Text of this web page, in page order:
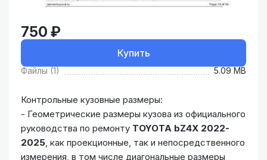
750 ₽
Купить
Файлы (1) 5.09 MB
Контрольные кузовные размеры:
- Геометрические размеры кузова из официального
руководства по ремонту TOYOTA bZ4X 2022-
2025 , как проекционные, так и непосредственного
измерения, в том числе диагональные размеры